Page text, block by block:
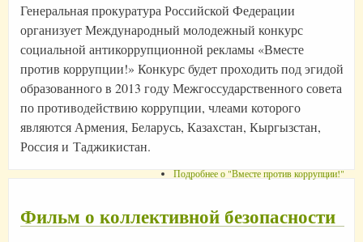
Генеральная прокуратура Российской Федерации
организует Международный молодежный конкурс
социальной антикоррупционной рекламы «Вместе
против коррупции!» Конкурс будет проходить под эгидой
образованного в 2013 году Межгоссударственного совета
по противодействию коррупции, члеами которого
являются Армения, Беларусь, Казахстан, Кыргызстан,
Россия и Таджикистан.
Подробнеео "Вместе против коррупции!"
Фильм о коллективной безопасности